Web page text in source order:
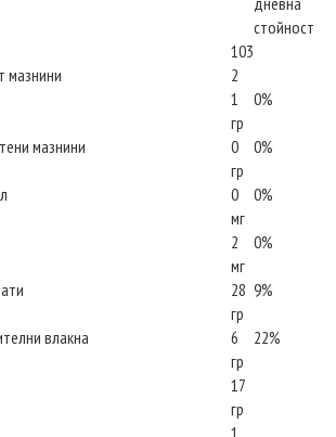
стойност
103
мазнини
2
1
гр
0%
мазнини
0
гр
0%
0
мг
0%
2
мг
0%
28
гр
9%
влакна
6
гр
22%
17
гр
1